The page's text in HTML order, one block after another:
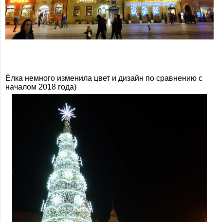
Ёлка немного изменила цвет и дизайн по сравнению с
началом 2018 года)